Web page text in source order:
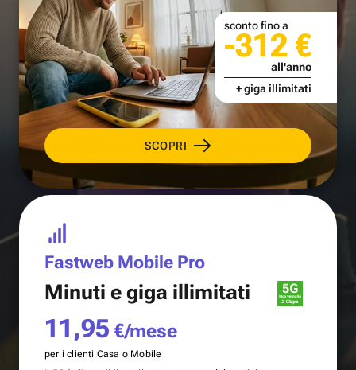
SCOPRI
sconto fino a
-312 €
all'anno
+ giga illimitati
Fastweb Mobile Pro
Minuti e giga illimitati
11,95 €/mese
per i clienti Casa o Mobile